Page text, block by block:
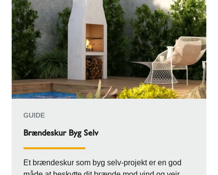
GUIDE
Brændeskur Byg Selv
Et brændeskur som byg selv-projekt er en god